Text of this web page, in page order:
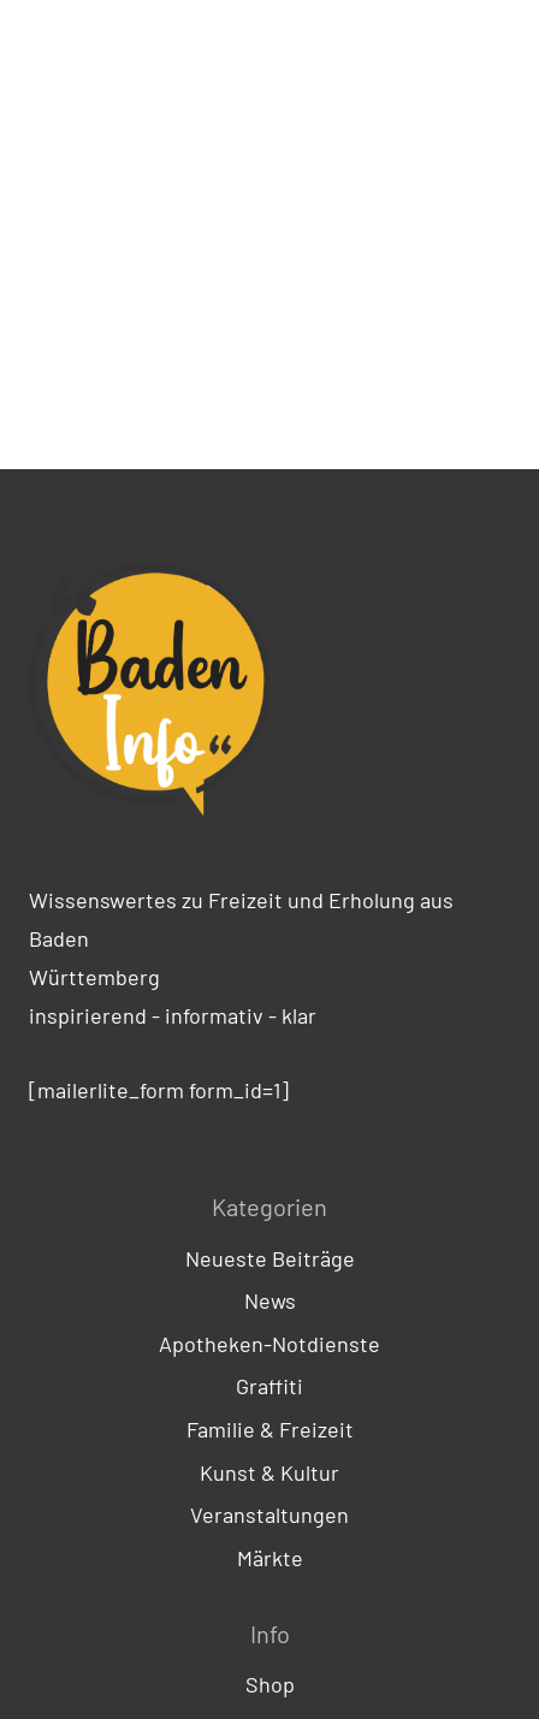
Wissenswertes zu Freizeit und Erholung aus
Baden
Württemberg
inspirierend - informativ - klar
[mailerlite_form form_id=1]
Kategorien
Neueste Beiträge
News
Apotheken-Notdienste
Graffiti
Familie & Freizeit
Kunst & Kultur
Veranstaltungen
Märkte
Info
Shop